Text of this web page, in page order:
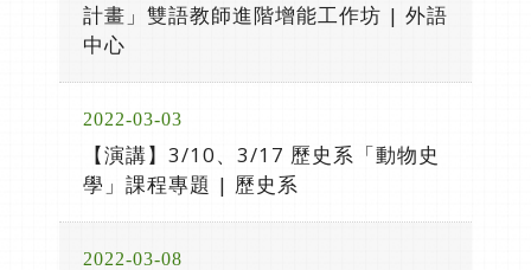
計畫」雙語教師進階增能工作坊 | 外語
中心
2022-03-03
【演講】3/10、3/17 歷史系「動物史
學」課程專題 | 歷史系
2022-03-08